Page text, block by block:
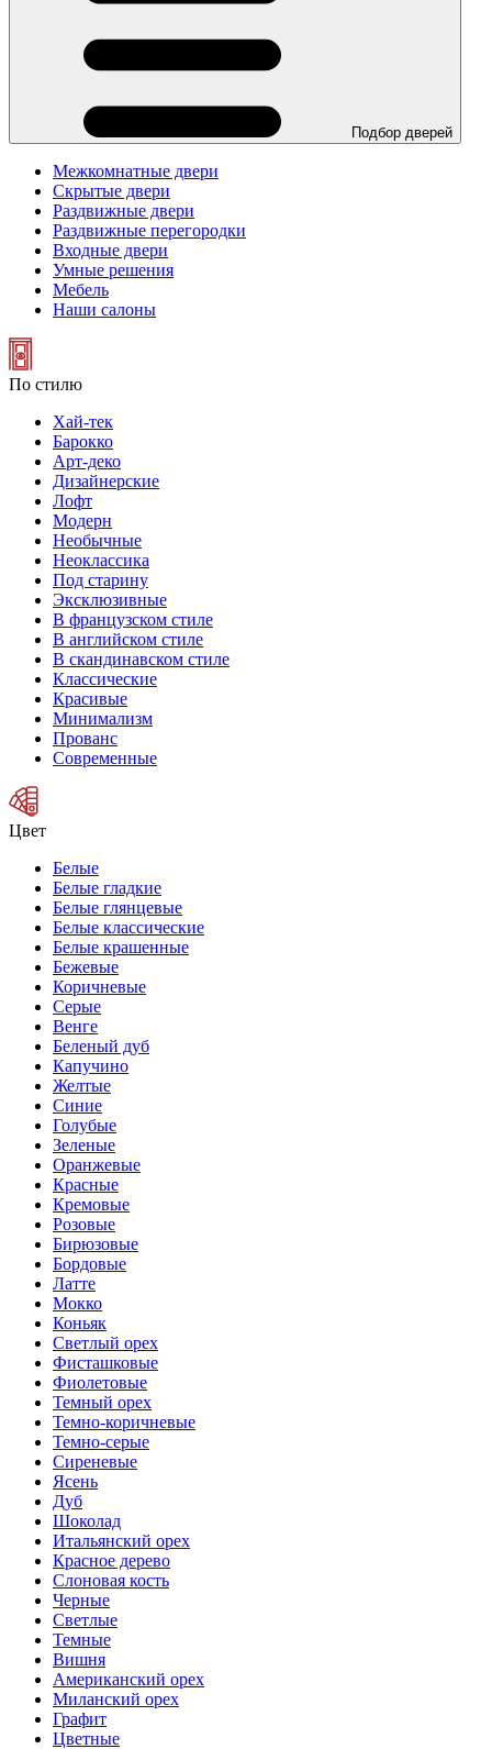
Подбор дверей
Межкомнатные двери
Скрытые двери
Раздвижные двери
Раздвижные перегородки
Входные двери
Умные решения
Мебель
Наши салоны
По стилю
Хай-тек
Барокко
Арт-деко
Дизайнерские
Лофт
Модерн
Необычные
Неоклассика
Под старину
Эксклюзивные
В французском стиле
В английском стиле
В скандинавском стиле
Классические
Красивые
Минимализм
Прованс
Современные
Цвет
Белые
Белые гладкие
Белые глянцевые
Белые классические
Белые крашенные
Бежевые
Коричневые
Серые
Венге
Беленый дуб
Капучино
Желтые
Синие
Голубые
Зеленые
Оранжевые
Красные
Кремовые
Розовые
Бирюзовые
Бордовые
Латте
Мокко
Коньяк
Светлый орех
Фисташковые
Фиолетовые
Темный орех
Темно-коричневые
Темно-серые
Сиреневые
Ясень
Дуб
Шоколад
Итальянский орех
Красное дерево
Слоновая кость
Черные
Светлые
Темные
Вишня
Американский орех
Миланский орех
Графит
Цветные